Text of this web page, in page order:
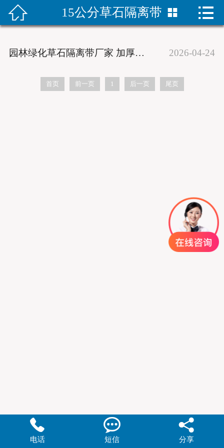
 首页
绿化防寒布
 15公分草石隔离带  
园林绿化草石隔离带厂家 加厚隔根板阻根效果好 2026-04-24
首页 前一页 1 后一页 尾页

电话

短信

分享